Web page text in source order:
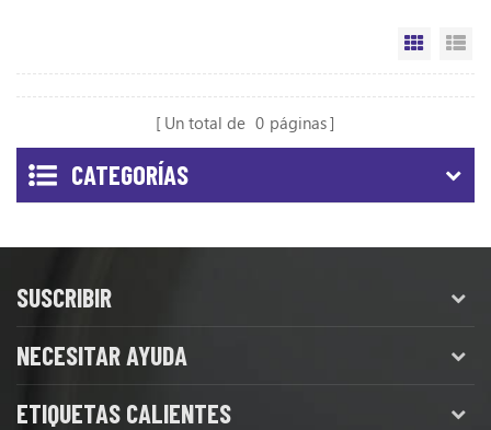
Vista
Un total de 0 páginas
CATEGORÍAS
SUSCRIBIR
NECESITAR AYUDA
ETIQUETAS CALIENTES